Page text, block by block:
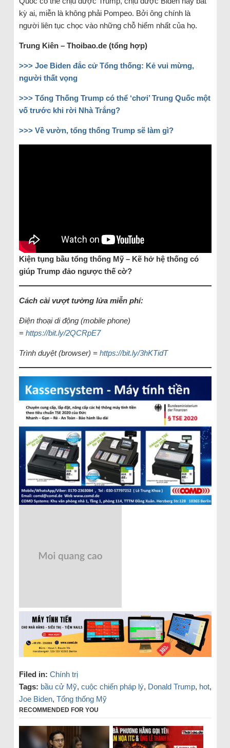
kỳ ai, miễn là không phải Pompeo. Bởi ông chính là
người liên tục chọc vào những chỗ hiểm nhất của họ.
Trung Kiên – Thoibao.de (tổng hợp)
>>> Joe Biden đắc cử Tổng thống: Kẻ vui mừng,
người thất vọng
>>> Tổng Thống Trump có thể ‘chơi’ Trung Quốc một
vố trước khi rời Nhà Trắng?
>>> Về vườn, tổng thống Trump sẽ làm gì?
Kiện tụng bầu tổng thống Mỹ – Kẽ hở hệ thống có
giúp Trump đảo ngược thế cờ?
Cách cài vượt tường lửa miễn phí:
Điện thoại di động (mobile phone)
= https://bit.ly/2QCRpE7
Trình duyệt (browser) = https://bit.ly/3hKTidT
Filed in: Chính trị
Tags: bầu cử Mỹ, cuộc chiến pháp lý, Donald Trump, hot,
Joe Biden, Tổng thống Mỹ
RECOMMENDED FOR YOU